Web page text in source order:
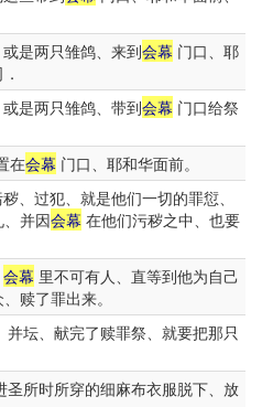
是两只雏鸽、来到会幕 门口、耶
是两只雏鸽、带到会幕 门口给祭
在会幕 门口、耶和华面前。
、过犯、就是他们一切的罪愆、
并因会幕 在他们污秽之中、也要
会幕 里不可有人、直等到他为自己
赎了罪出来。
并坛、献完了赎罪祭、就要把那只
圣所时所穿的细麻布衣服脱下、放